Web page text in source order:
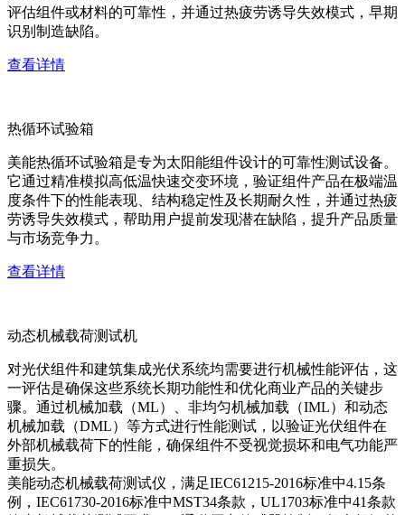
评估组件或材料的可靠性，并通过热疲劳诱导失效模式，早期
识别制造缺陷。
查看详情
热循环试验箱
美能热循环试验箱是专为太阳能组件设计的可靠性测试设备。
它通过精准模拟高低温快速交变环境，验证组件产品在极端温
度条件下的性能表现、结构稳定性及长期耐久性，并通过热疲
劳诱导失效模式，帮助用户提前发现潜在缺陷，提升产品质量
与市场竞争力。
查看详情
动态机械载荷测试机
对光伏组件和建筑集成光伏系统均需要进行机械性能评估，这
一评估是确保这些系统长期功能性和优化商业产品的关键步
骤。通过机械加载（ML）、非均匀机械加载（IML）和动态
机械加载（DML）等方式进行性能测试，以验证光伏组件在
外部机械载荷下的性能，确保组件不受视觉损坏和电气功能严
重损失。
美能动态机械载荷测试仪，满足IEC61215-2016标准中4.15条
例，IEC61730-2016标准中MST34条款，UL1703标准中41条款